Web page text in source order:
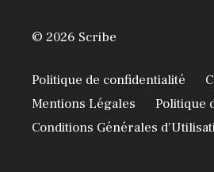
© 2026 Scribe
Politique de confidentialité
Mentions Légales
Politique
Conditions Générales